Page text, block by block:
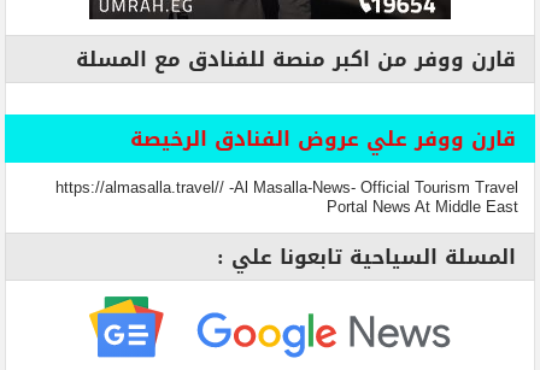
قارن ووفر من اكبر منصة للفنادق مع المسلة
قارن ووفر علي عروض الفنادق الرخيصة
https://almasalla.travel// -Al Masalla-News- Official Tourism Travel
Portal News At Middle East
المسلة السياحية تابعونا علي :